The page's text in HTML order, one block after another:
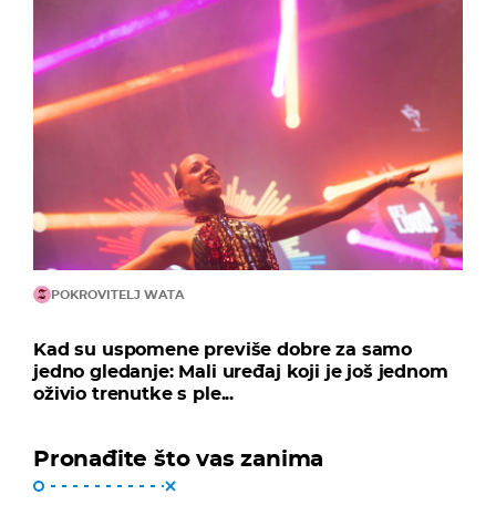
POKROVITELJ WATA
Kad su uspomene previše dobre za samo
jedno gledanje: Mali uređaj koji je još jednom
oživio trenutke s ple...
Pronađite što vas zanima